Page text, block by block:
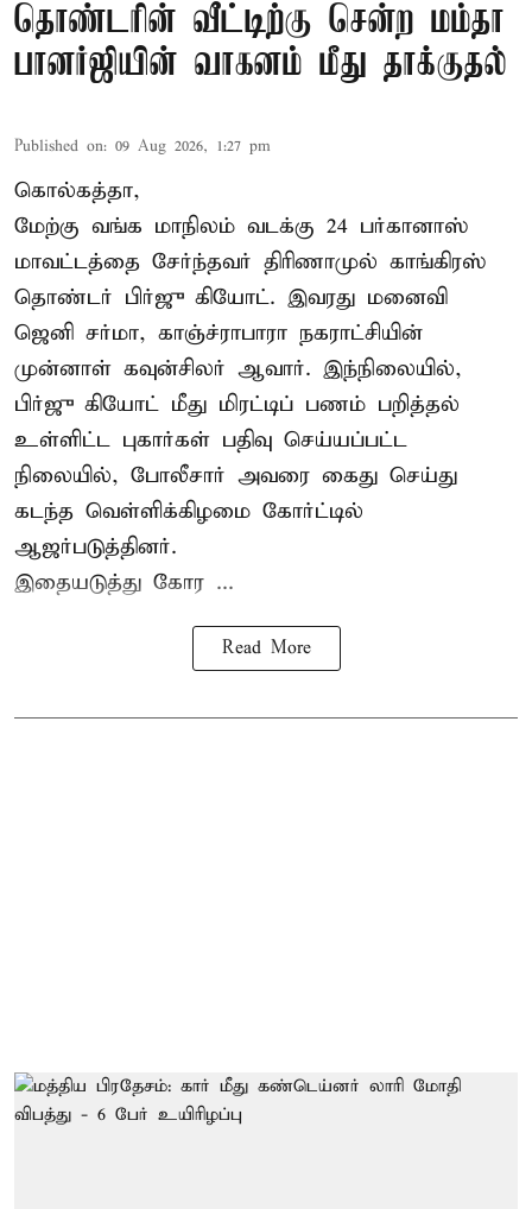
தொண்டரின் வீட்டிற்கு சென்ற மம்தா
பானர்ஜியின் வாகனம் மீது தாக்குதல்
Published on: 09 Aug 2026, 1:27 pm
கொல்கத்தா,
மேற்கு வங்க மாநிலம் வடக்கு 24 பர்கானாஸ்
மாவட்டத்தை சேர்ந்தவர் திரிணாமுல் காங்கிரஸ்
தொண்டர் பிர்ஜு கியோட். இவரது மனைவி
ஜெனி சர்மா, காஞ்ச்ராபாரா நகராட்சியின்
முன்னாள் கவுன்சிலர் ஆவார். இந்நிலையில்,
பிர்ஜு கியோட் மீது மிரட்டிப் பணம் பறித்தல்
உள்ளிட்ட புகார்கள் பதிவு செய்யப்பட்ட
நிலையில், போலீசார் அவரை கைது செய்து
கடந்த வெள்ளிக்கிழமை கோர்ட்டில்
ஆஜர்படுத்தினர்.
இதையடுத்து கோர ...
Read More